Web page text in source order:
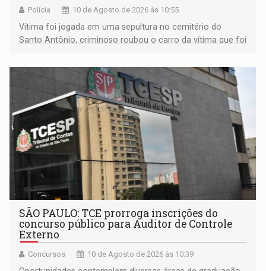
Polícia 10 de Agosto de 2026 às 10:55
Vítima foi jogada em uma sepultura no cemitério do
Santo Antônio, criminoso roubou o carro da vítima que foi
SÃO PAULO: TCE prorroga inscrições do
concurso público para Auditor de Controle
Externo
Concursos 10 de Agosto de 2026 às 10:39